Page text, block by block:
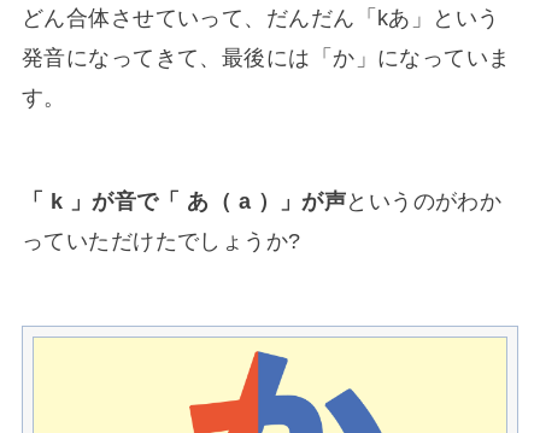
どん合体させていって、だんだん「kあ」という
発音になってきて、最後には「か」になっていま
す。
「 k 」が音で「 あ（ a ）」が声というのがわか
っていただけたでしょうか?